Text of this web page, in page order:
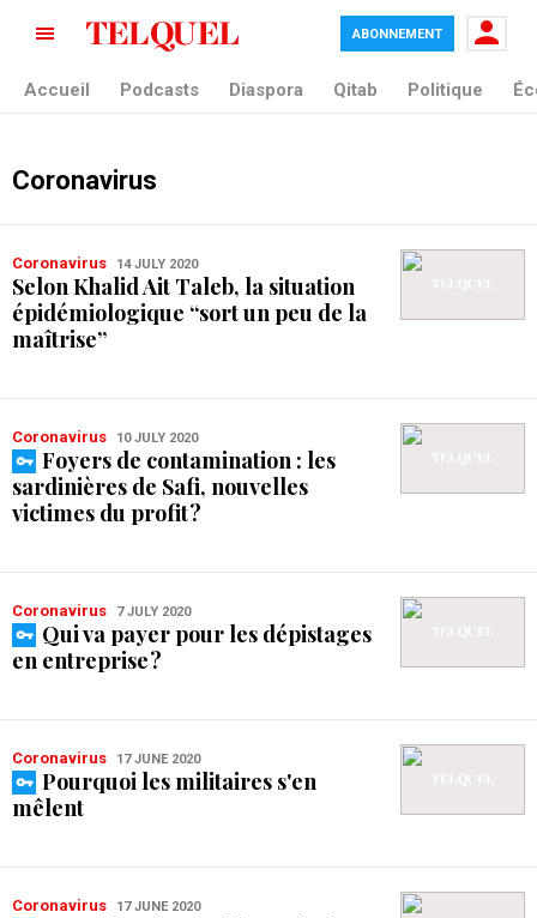
ABONNEMENT
Accueil Podcasts Diaspora Qitab Politique
Coronavirus
Coronavirus 14 JULY 2020
Selon Khalid Ait Taleb, la situation
épidémiologique “sort un peu de la
maîtrise”
Coronavirus 10 JULY 2020
Foyers de contamination : les
sardinières de Safi, nouvelles
victimes du profit ?
Coronavirus 7 JULY 2020
Qui va payer pour les dépistages
en entreprise ?
Coronavirus 17 JUNE 2020
Pourquoi les militaires s'en
mêlent
Coronavirus 17 JUNE 2020